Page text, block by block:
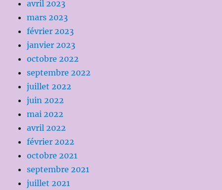
avril 2023
mars 2023
février 2023
janvier 2023
octobre 2022
septembre 2022
juillet 2022
juin 2022
mai 2022
avril 2022
février 2022
octobre 2021
septembre 2021
juillet 2021